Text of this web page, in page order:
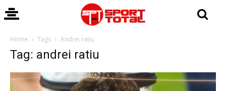
Home Tags Andrei ratiu
Tag: andrei ratiu